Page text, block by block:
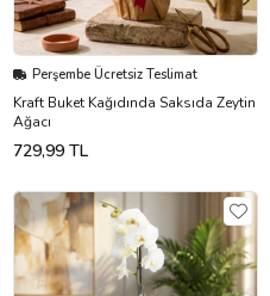
Perşembe Ücretsiz Teslimat
Kraft Buket Kağıdında Saksıda Zeytin
Ağacı
729,99 TL